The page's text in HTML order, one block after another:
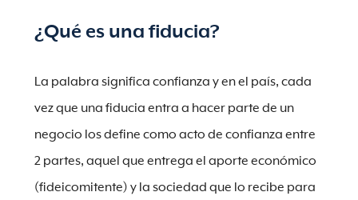
¿Qué es una fiducia?
La palabra significa confianza y en el país, cada
vez que una fiducia entra a hacer parte de un
negocio los define como acto de confianza entre
2 partes, aquel que entrega el aporte económico
(fideicomitente) y la sociedad que lo recibe para